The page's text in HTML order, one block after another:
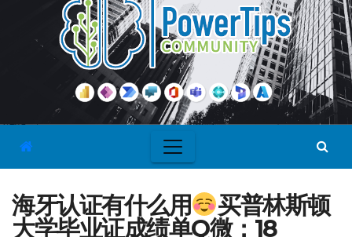
海牙认证有什么用
买普林斯顿
大学毕业证成绩单Q微：18